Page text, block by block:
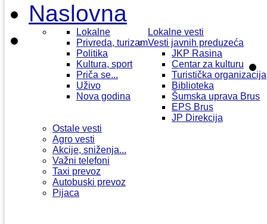
Naslovna
Lokalne vesti
Lokalne
Privreda, turizam
Politika
Kultura, sport
Priča se...
Uživo
Nova godina
Vesti javnih preduzeća
JKP Rasina
Centar za kulturu
Turistička organizacija
Biblioteka
Šumska uprava Brus
EPS Brus
JP Direkcija
Ostale vesti
Agro vesti
Akcije, sniženja...
Važni telefoni
Taxi prevoz
Autobuski prevoz
Pijaca